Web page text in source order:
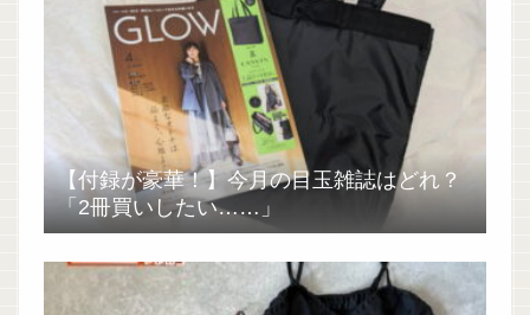
【付録が豪華！】今月の目玉雑誌はどれ？
「2冊買いしたい……」